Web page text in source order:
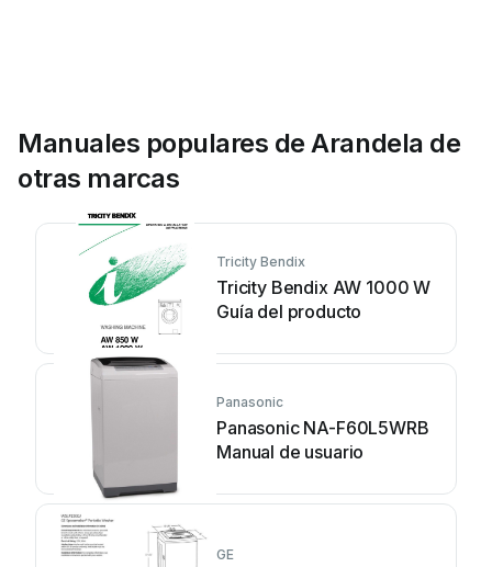
Manuales populares de Arandela de
otras marcas
Tricity Bendix
Tricity Bendix AW 1000 W
Guía del producto
Panasonic
Panasonic NA-F60L5WRB
Manual de usuario
GE